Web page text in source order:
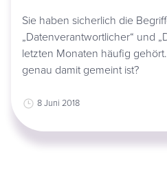
Sie haben sicherlich die
„Datenverantwortlicher“ und
letzten Monaten häufig
genau damit gemeint ist?
8 Juni 2018